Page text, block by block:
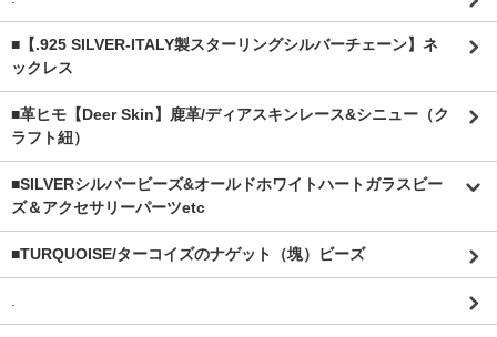
■【.925 SILVER-ITALY製スターリングシルバーチェーン】ネ
ックレス
■革ヒモ【Deer Skin】鹿革/ディアスキンレース&シニュー（ク
ラフト紐）
■SILVERシルバービーズ&オールドホワイトハートガラスビー
ズ＆アクセサリーパーツetc
■TURQUOISE/ターコイズのナゲット（塊）ビーズ
.